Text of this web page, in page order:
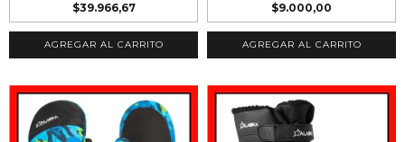
$39.966,67
AGREGAR AL CARRITO
$9.000,00
AGREGAR AL CARRITO